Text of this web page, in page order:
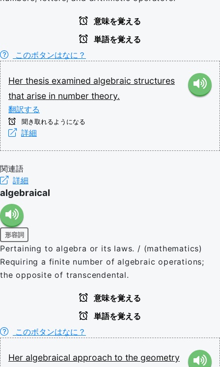
意味を覚える
単語を覚える
このボタンはなに？
Her thesis examined algebraic structures
that arise in number theory.
翻訳する
聞き取れるようになる
詳細
関連語
詳細
algebraical
形容詞
Pertaining to algebra or its laws. / (mathematics)
Requiring a finite number of algebraic operations;
the opposite of transcendental.
意味を覚える
単語を覚える
このボタンはなに？
Her algebraical approach to the geometry